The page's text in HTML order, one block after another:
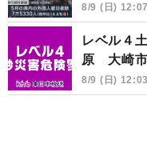
8/9 (日) 12:07
レベル４
原 大崎
8/9 (日) 12:03